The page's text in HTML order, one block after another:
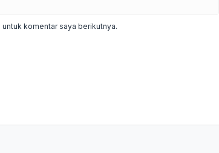
komentar saya berikutnya.